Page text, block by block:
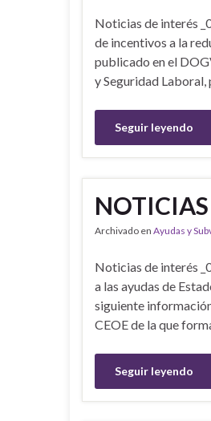
Noticias de interés
de incentivos a la
publicado en el
y Seguridad Laboral,
Seguir leyendo
NOTICIAS
Archivado en Ayudas y
Noticias de interés
a las ayudas de
siguiente
CEOE de la que
Seguir leyendo